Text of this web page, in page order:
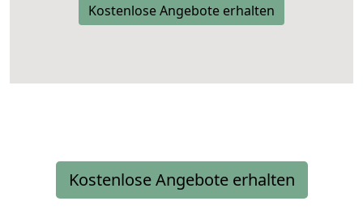
Kostenlose Angebote erhalten
Kostenlose Angebote erhalten